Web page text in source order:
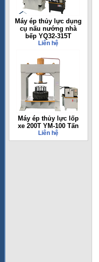
Máy ép thủy lực dụng
cụ nấu nướng nhà
bếp YQ32-315T
Liên hệ
Máy ép thủy lực lốp
xe 200T YM-100 Tấn
Liên hệ